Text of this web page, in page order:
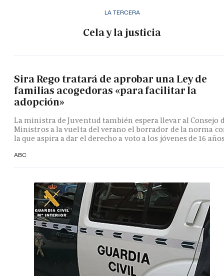
LA TERCERA
Cela y la justicia
Sira Rego tratará de aprobar una Ley de
familias acogedoras «para facilitar la
adopción»
La ministra de Juventud también espera llevar al Consejo
Ministros a la vuelta del verano el borrador de la norma
la que aspira a dar el derecho a voto a los jóvenes de 16
ABC